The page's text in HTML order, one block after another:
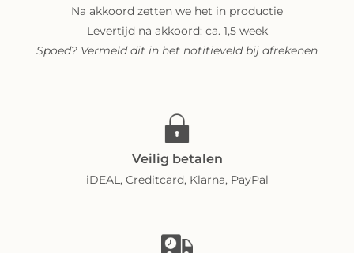
Na akkoord zetten we het in productie
Levertijd na akkoord: ca. 1,5 week
Spoed? Vermeld dit in het notitieveld bij afrekenen
Veilig betalen
iDEAL, Creditcard, Klarna, PayPal